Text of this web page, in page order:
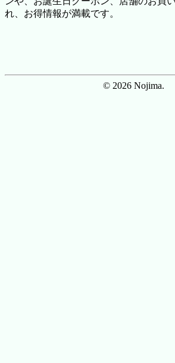
れ、お得情報が満載です。
© 2026 Nojima.